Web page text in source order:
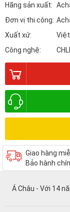
Hãng sản xuất:
Đơn vị thi công:
Xuất xứ:
Công nghệ:
Giao hàng
Bảo hành
Á Châu - Với 14